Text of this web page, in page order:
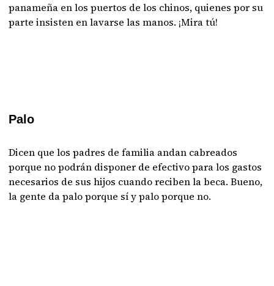
panameña en los puertos de los chinos, quienes por su
parte insisten en lavarse las manos. ¡Mira tú!
Palo
Dicen que los padres de familia andan cabreados
porque no podrán disponer de efectivo para los gastos
necesarios de sus hijos cuando reciben la beca. Bueno,
la gente da palo porque sí y palo porque no.